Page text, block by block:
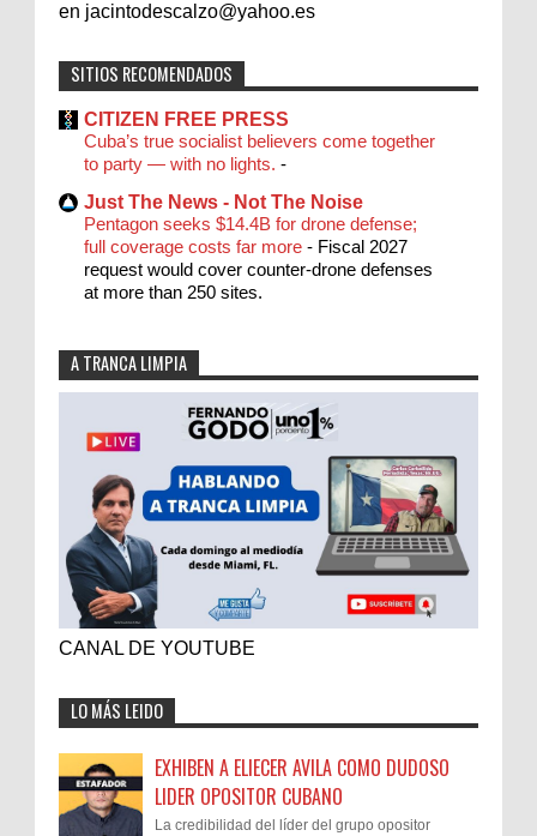
en jacintodescalzo@yahoo.es
SITIOS RECOMENDADOS
CITIZEN FREE PRESS
Cuba’s true socialist believers come together
to party — with no lights. -
Just The News - Not The Noise
Pentagon seeks $14.4B for drone defense;
full coverage costs far more - Fiscal 2027
request would cover counter-drone defenses
at more than 250 sites.
A TRANCA LIMPIA
CANAL DE YOUTUBE
LO MÁS LEIDO
EXHIBEN A ELIECER AVILA COMO DUDOSO
LIDER OPOSITOR CUBANO
La credibilidad del líder del grupo opositor